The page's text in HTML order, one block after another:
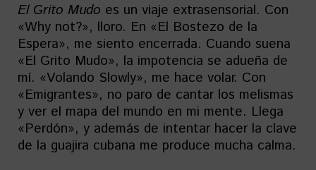
El Grito Mudo es un viaje extrasensorial. Con
«Why not?», lloro. En «El Bostezo de la
Espera», me siento encerrada. Cuando suena
«El Grito Mudo», la impotencia se adueña de
mí. «Volando Slowly», me hace volar. Con
«Emigrantes», no paro de cantar los melismas
y ver el mapa del mundo en mi mente. Llega
«Perdón», y además de intentar hacer la clave
de la guajira cubana me produce mucha calma.